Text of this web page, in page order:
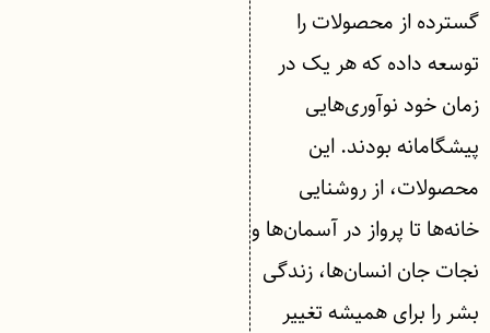
گسترده از محصولات را
توسعه داده که هر یک در
زمان خود نوآوری‌هایی
پیشگامانه بودند. این
محصولات، از روشنایی
خانه‌ها تا پرواز در آسمان‌ها و
نجات جان انسان‌ها، زندگی
بشر را برای همیشه تغییر